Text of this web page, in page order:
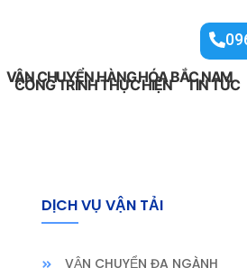
VẬN CHUYỂN HÀNG HÓA BẮC NAM
CÔNG TRÌNH THỰC HIỆN TIN TỨC
DỊCH VỤ VẬN TẢI
VẬN CHUYỂN ĐA NGÀNH